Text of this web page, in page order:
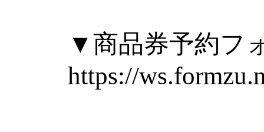
▼商品券予約フ
https://